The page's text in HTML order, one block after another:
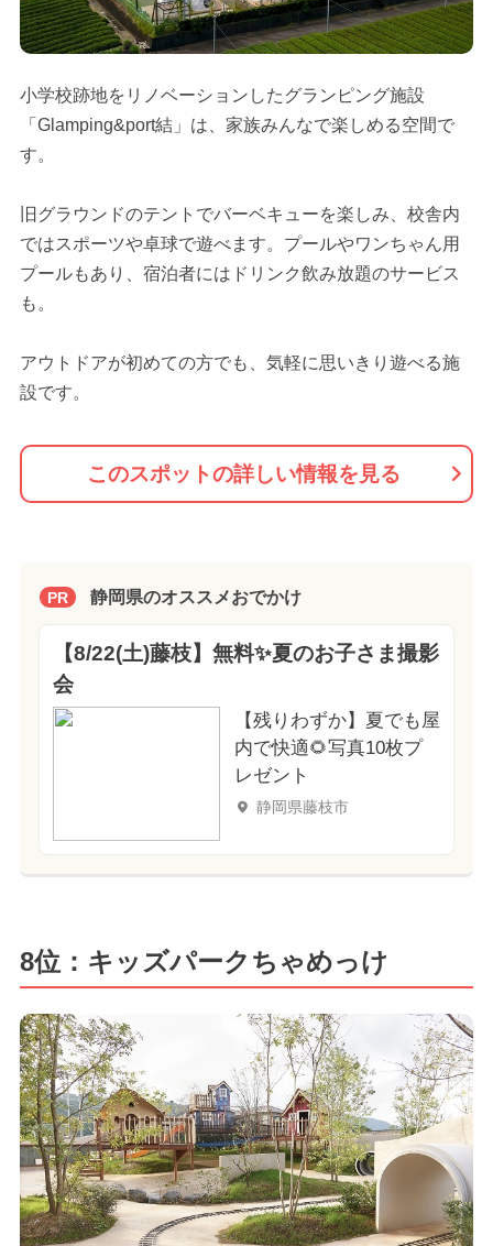
小学校跡地をリノベーションしたグランピング施設
「Glamping&port結」は、家族みんなで楽しめる空間で
す。
旧グラウンドのテントでバーベキューを楽しみ、校舎内
ではスポーツや卓球で遊べます。プールやワンちゃん用
プールもあり、宿泊者にはドリンク飲み放題のサービス
も。
アウトドアが初めての方でも、気軽に思いきり遊べる施
設です。
このスポットの詳しい情報を見る
PR 静岡県のオススメおでかけ
【8/22(土)藤枝】無料✨夏のお子さま撮影
会
【残りわずか】夏でも屋
内で快適🌻写真10枚プ
レゼント
静岡県藤枝市
8位：キッズパークちゃめっけ